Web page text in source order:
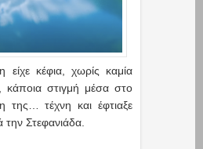
κέφια, χωρίς καμία
κάποια στιγμή μέσα στο
της… τέχνη και έφτιαξε
Στεφανιάδα.